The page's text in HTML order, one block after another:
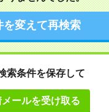
を変えて再検索
索条件を保存して
メールを受け取る